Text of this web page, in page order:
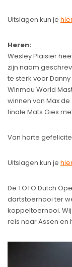
Uitslagen kun je
Heren:
Wesley Plaisier
zijn naam
te sterk voor
Winmau World
winnen van Max
finale Mats Gies
Van harte
Uitslagen kun je
De TOTO Dutch
dartstoernooi ter
koppeltoernooi.
reis naar Assen en